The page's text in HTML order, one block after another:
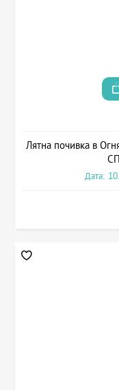
Лятна почивка в
Дата: